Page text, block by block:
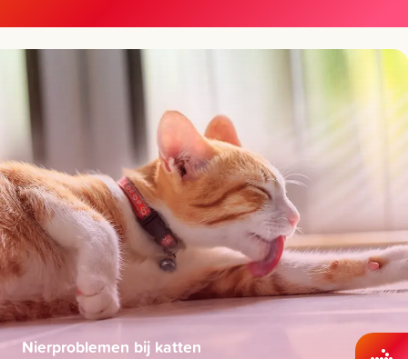
Nierproblemen bij katten